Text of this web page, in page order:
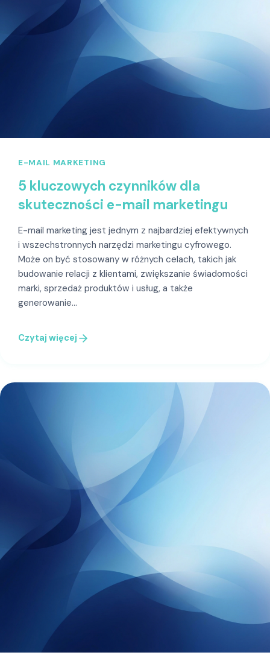
E-MAIL MARKETING
5 kluczowych czynników dla
skuteczności e-mail marketingu
E-mail marketing jest jednym z najbardziej efektywnych
i wszechstronnych narzędzi marketingu cyfrowego.
Może on być stosowany w różnych celach, takich jak
budowanie relacji z klientami, zwiększanie świadomości
marki, sprzedaż produktów i usług, a także
generowanie…
Czytaj więcej